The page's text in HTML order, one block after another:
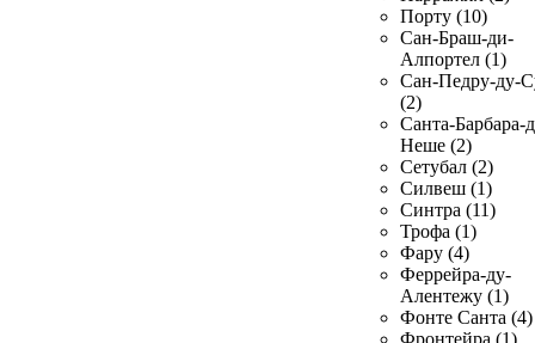
Порту (10)
Сан-Браш-ди-
Алпортел (1)
Сан-Педру-ду-
(2)
Санта-Барбара-
Неше (2)
Сетубал (2)
Силвеш (1)
Синтра (11)
Трофа (1)
Фару (4)
Феррейра-ду-
Алентежу (1)
Фонте Санта (4)
Фронтейра (1)